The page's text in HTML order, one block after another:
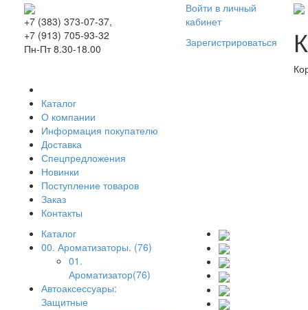
+7 (383) 373-07-37,
+7 (913) 705-93-32
Пн-Пт 8.30-18.00
Войти в личный
кабинет
Зарегистрироваться
Каталог
О компании
Информация покупателю
Доставка
Спецпредложения
Новинки
Поступление товаров
Заказ
Контакты
Каталог
00. Ароматизаторы. (76)
01.
Ароматизатор(76)
Автоаксессуары:
Защитные